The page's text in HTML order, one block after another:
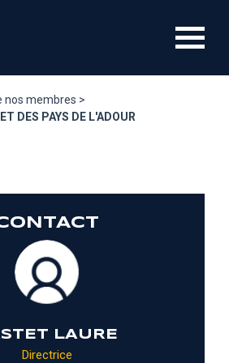
nos membres >
DES PAYS DE L'ADOUR
LAURE
Directrice